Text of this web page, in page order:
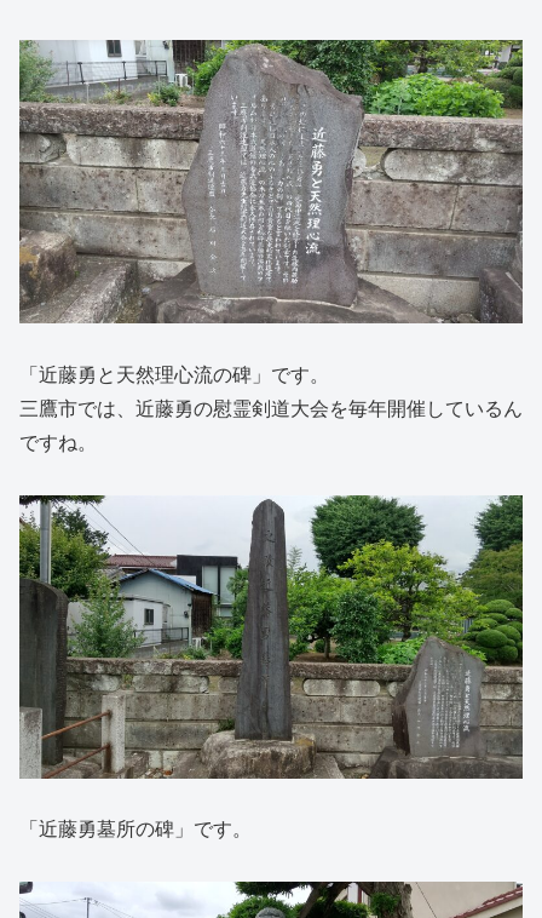
「近藤勇と天然理心流の碑」です。
三鷹市では、近藤勇の慰霊剣道大会を毎年開催しているん
ですね。
「近藤勇墓所の碑」です。